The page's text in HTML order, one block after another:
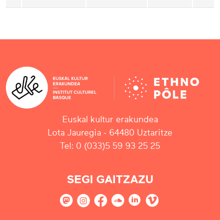
Euskal kultur erakundea
Lota Jauregia - 64480 Uztaritze
Tel: 0 (033)5 59 93 25 25
SEGI GAITZAZU